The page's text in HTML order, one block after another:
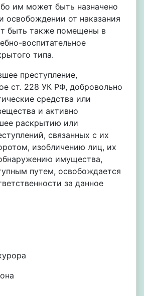
им может быть назначено
освобождении от наказания
быть также помещены в
воспитательное
типа.
преступление,
ст. 228 УК РФ, добровольно
средства или
и активно
раскрытию или
связанных с их
изобличению лиц, их
имущества,
путем, освобождается
за данное